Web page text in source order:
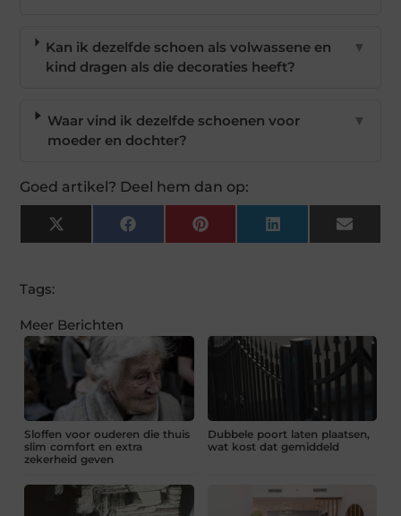
Kan ik dezelfde schoen als volwassene en
kind dragen als die decoraties heeft?
▼
Waar vind ik dezelfde schoenen voor
moeder en dochter?
▼
Goed artikel? Deel hem dan op:
X
(Twitter)
FacebookPinterest LinkedIn Email
Tags:
Meer Berichten
Sloffen voor ouderen die thuis
slim comfort en extra
zekerheid geven
Dubbele poort laten plaatsen,
wat kost dat gemiddeld